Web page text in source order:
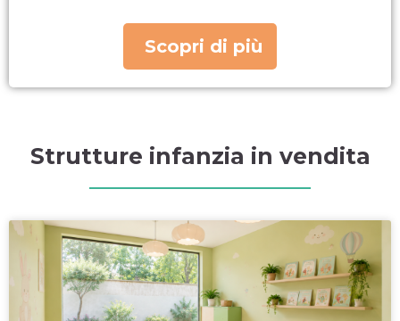
Scopri di più
Strutture infanzia in vendita